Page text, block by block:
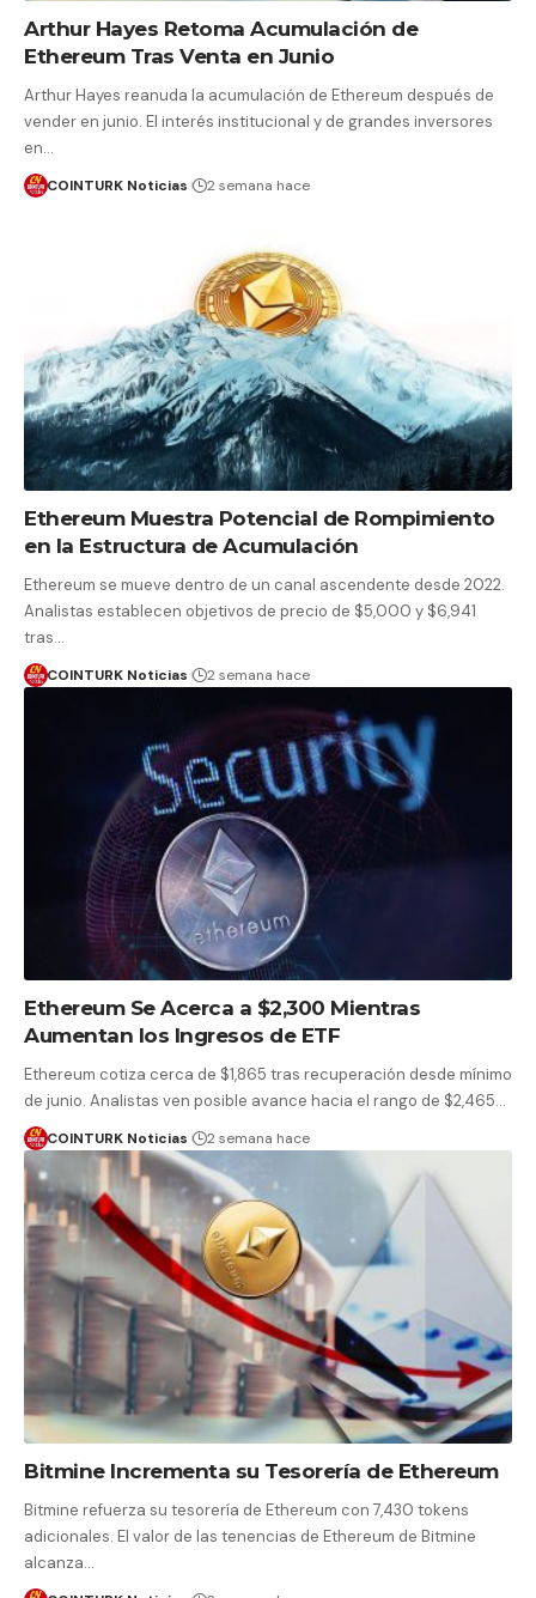
Arthur Hayes Retoma Acumulación de
Ethereum Tras Venta en Junio
Arthur Hayes reanuda la acumulación de Ethereum después de
vender en junio. El interés institucional y de grandes inversores
en…
COINTURK Noticias 2 semana hace
Ethereum Muestra Potencial de Rompimiento
en la Estructura de Acumulación
Ethereum se mueve dentro de un canal ascendente desde 2022.
Analistas establecen objetivos de precio de $5,000 y $6,941
tras…
COINTURK Noticias 2 semana hace
Ethereum Se Acerca a $2,300 Mientras
Aumentan los Ingresos de ETF
Ethereum cotiza cerca de $1,865 tras recuperación desde mínimo
de junio. Analistas ven posible avance hacia el rango de $2,465…
COINTURK Noticias 2 semana hace
Bitmine Incrementa su Tesorería de Ethereum
Bitmine refuerza su tesorería de Ethereum con 7,430 tokens
adicionales. El valor de las tenencias de Ethereum de Bitmine
alcanza…